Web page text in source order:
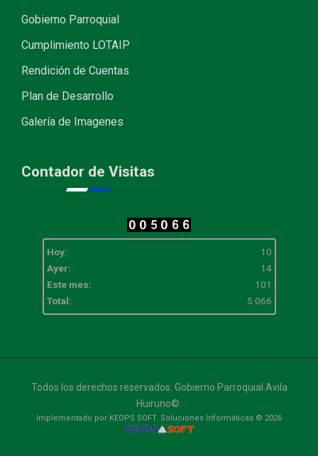
Gobierno Parroquial
Cumplimiento LOTAIP
Rendición de Cuentas
Plan de Desarrollo
Galería de Imagenes
Contador de Visitas
Hoy:
10
Ayer:
14
Este mes:
101
Total:
5.066
Todos los derechos reservados. Gobierno Parroquial Avila
Huiruno©.
Implementado por KEOPS SOFT. Soluciones Informáticas © 2026